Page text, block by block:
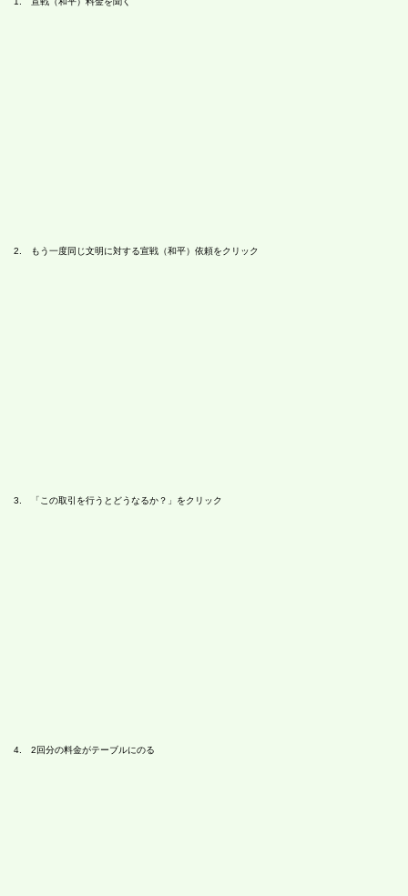
2. もう一度同じ文明に対する宣戦（和平）依頼をクリック
3. 「この取引を行うとどうなるか？」をクリック
4. 2回分の料金がテーブルにのる